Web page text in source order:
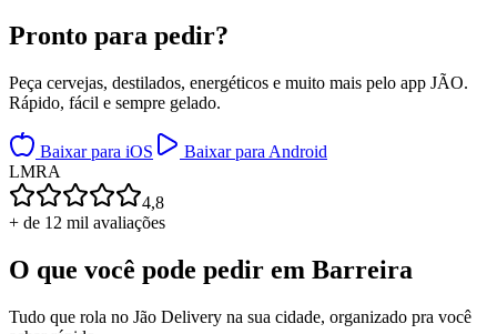
Pronto para pedir?
Peça cervejas, destilados, energéticos e muito mais pelo app JÃO.
Rápido, fácil e sempre gelado.
Baixar para iOS
Baixar para Android
LMRA
4,8
+ de 12 mil avaliações
O que você pode pedir em Barreira
Tudo que rola no Jão Delivery na sua cidade, organizado pra você